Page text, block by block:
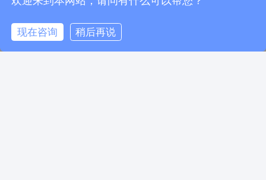
电话咨询 在线咨询
现在咨询 稍后再说